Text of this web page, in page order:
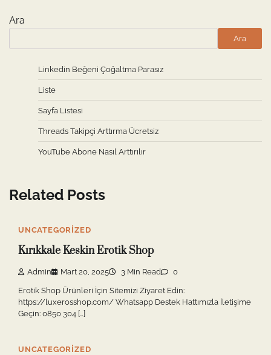
Ara
Ara
Linkedin Beğeni Çoğaltma Parasız
Liste
Sayfa Listesi
Threads Takipçi Arttırma Ücretsiz
YouTube Abone Nasıl Arttırılır
Related Posts
UNCATEGORIZED
Kırıkkale Keskin Erotik Shop
Admin Mart 20, 2025 3 Min Read 0
Erotik Shop Ürünleri İçin Sitemizi Ziyaret Edin:
https://luxerosshop.com/ Whatsapp Destek Hattımızla İletişime
Geçin: 0850 304 […]
UNCATEGORIZED